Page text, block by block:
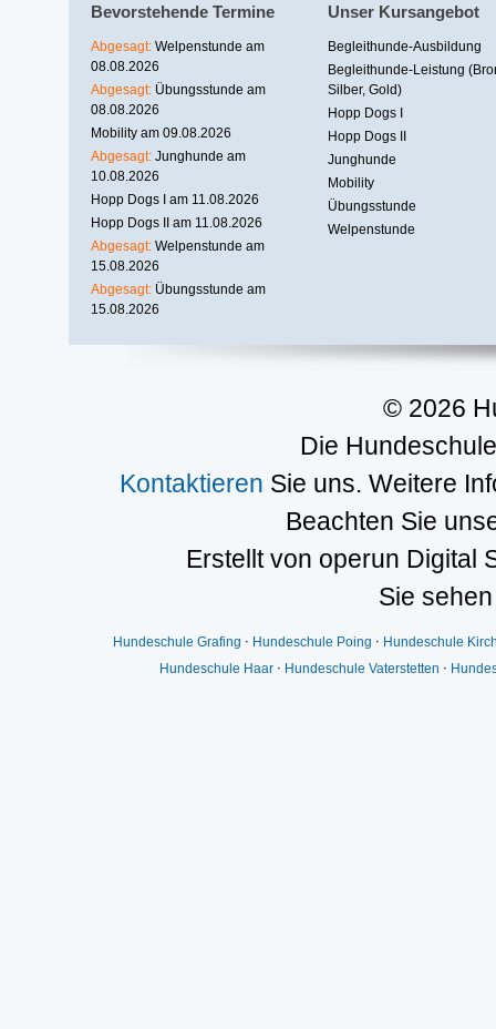
Bevorstehende Termine
Abgesagt: Welpenstunde am
08.08.2026
Abgesagt: Übungsstunde am
08.08.2026
Mobility am 09.08.2026
Abgesagt: Junghunde am
10.08.2026
Hopp Dogs I am 11.08.2026
Hopp Dogs II am 11.08.2026
Abgesagt: Welpenstunde am
15.08.2026
Abgesagt: Übungsstunde am
15.08.2026
Unser Kursangebot
Begleithunde-Ausbildung
Begleithunde-Leistung
Silber, Gold)
Hopp Dogs I
Hopp Dogs II
Junghunde
Mobility
Übungsstunde
Welpenstunde
© 2026
Die
Kontaktieren Sie uns. Weitere
Beachten Sie
Erstellt von operun Digital
Sie
Hundeschule Grafing ⋅ Hundeschule Poing ⋅ Hundeschule
Hundeschule Haar ⋅ Hundeschule Vaterstetten ⋅